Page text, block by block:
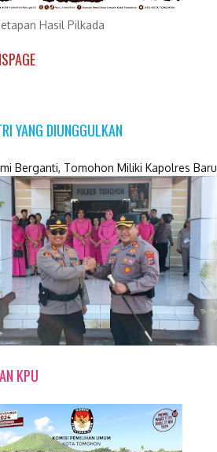
Hasil Pilkada
YANG DIUNGGULKAN
Berganti, Tomohon Miliki Kapolres Baru
KPU